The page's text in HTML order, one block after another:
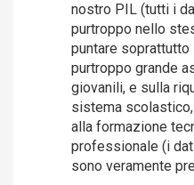
nostro PIL (tutti i
purtroppo nello
puntare soprattutto
purtroppo grande
giovanili, e sulla
sistema
alla formazione
professionale (i
sono veramente